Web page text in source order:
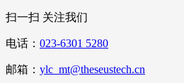
扫一扫 关注我们
电话： 023-6301 5280
邮箱： ylc_mt@theseustech.cn